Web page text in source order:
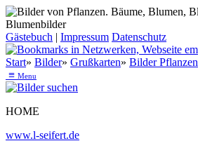
Gästebuch | Impressum Datenschutz
Start» Bilder» Grußkarten» Bilder Pflanzen
≡ Menu
HOME
www.l-seifert.de